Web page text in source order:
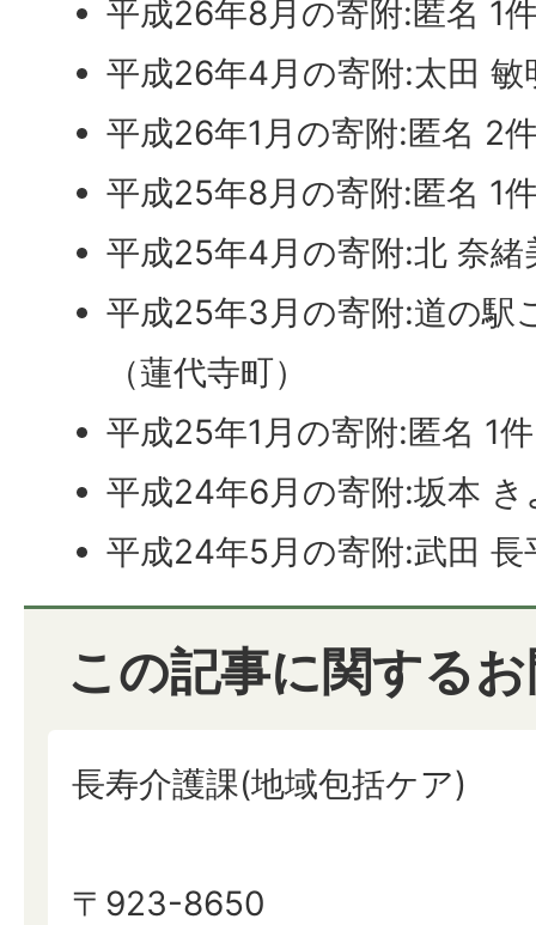
平成26年8月の寄附:匿名 1
平成26年4月の寄附:太田
平成26年1月の寄附:匿名 2
平成25年8月の寄附:匿名 1
平成25年4月の寄附:北 奈
平成25年3月の寄附:道の駅
（蓮代寺町）
平成25年1月の寄附:匿名 1件
平成24年6月の寄附:坂本
平成24年5月の寄附:武田
この記事に関する
長寿介護課(地域包括ケア)
〒923-8650